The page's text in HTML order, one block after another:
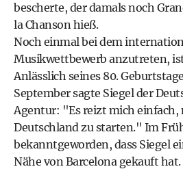
bescherte, der damals noch
la Chanson hieß.
Noch einmal bei dem
Musikwettbewerb anzutreten,
Anlässlich seines 80.
September sagte Siegel der
Agentur: "Es reizt mich einfach,
Deutschland zu starten." Im
bekanntgeworden, dass Siegel
Nähe von Barcelona gekauft hat.